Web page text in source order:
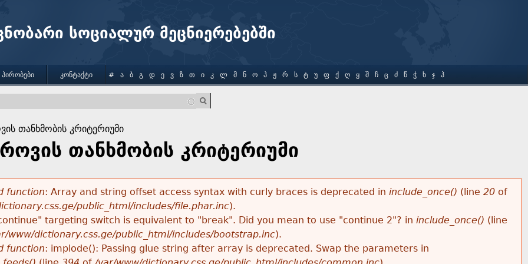
სოციალურ მეცნიერებებში
თანხმობის კრიტერიუმი
თანხმობის კრიტერიუმი
function: Array and string offset access syntax with curly braces is deprecated in include_once() (line 20of
public_html/includes/file.phar.inc).
targeting switch is equivalent to "break". Did you mean to use "continue 2"? in include_once() (line
www/dictionary.css.ge/public_html/includes/bootstrap.inc).
function: implode(): Passing glue string after array is deprecated. Swap the parameters in
ᲞᲘᲠᲝᲑᲔᲑᲘ ᲙᲝᲜᲢᲐᲥᲢᲘ # Ა Ბ Გ Დ Ე Ვ Ზ Თ Ი Კ Ლ Მ Ნ Ო Პ Ჟ Რ Ს Ტ Უ Ფ Ქ Ღ Ყ Შ Ჩ Ც Ძ Წ Ჭ Ხ Ჯ Ჰ